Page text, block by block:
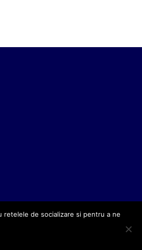
de socializare si pentru a ne